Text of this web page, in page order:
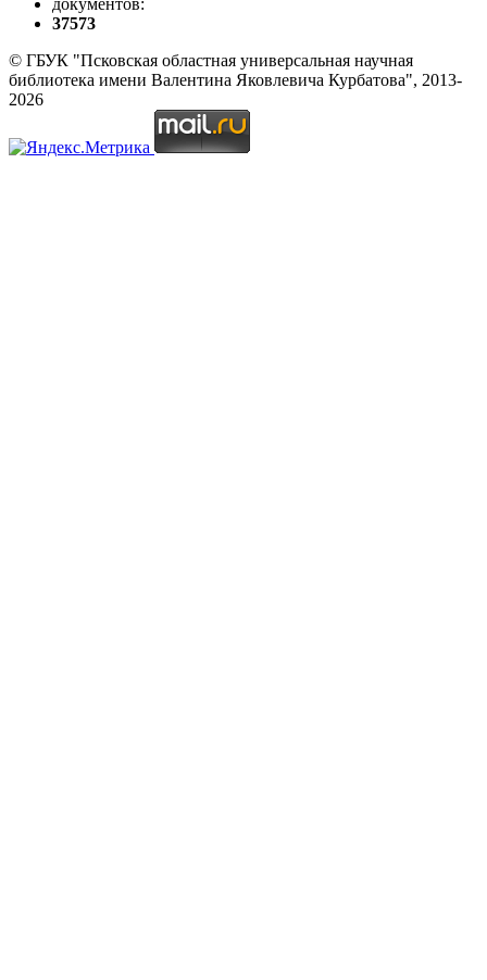
37573
© ГБУК "Псковская областная универсальная научная
библиотека имени Валентина Яковлевича Курбатова", 2013-
2026